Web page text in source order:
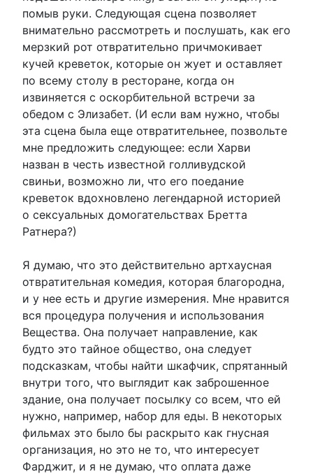
помыв руки. Следующая сцена позволяет
внимательно рассмотреть и послушать, как его
мерзкий рот отвратительно причмокивает
кучей креветок, которые он жует и оставляет
по всему столу в ресторане, когда он
извиняется с оскорбительной встречи за
обедом с Элизабет. (И если вам нужно, чтобы
эта сцена была еще отвратительнее, позвольте
мне предложить следующее: если Харви
назван в честь известной голливудской
свиньи, возможно ли, что его поедание
креветок вдохновлено легендарной историей
о сексуальных домогательствах Бретта
Ратнера?)
Я думаю, что это действительно артхаусная
отвратительная комедия, которая благородна,
и у нее есть и другие измерения. Мне нравится
вся процедура получения и использования
Вещества. Она получает направление, как
будто это тайное общество, она следует
подсказкам, чтобы найти шкафчик, спрятанный
внутри того, что выглядит как заброшенное
здание, она получает посылку со всем, что ей
нужно, например, набор для еды. В некоторых
фильмах это было бы раскрыто как гнусная
организация, но это не то, что интересует
Фарджит, и я не думаю, что оплата даже